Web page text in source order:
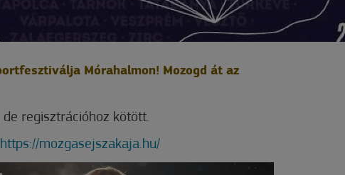
Mórahalmon! Mozogd át az
regisztrációhoz kötött.
https://mozgasejszakaja.hu/